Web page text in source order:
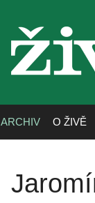
ARCHIV O ŽIVĚ